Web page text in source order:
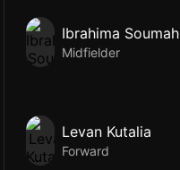
Ibrahima Soumah
Midfielder
Levan Kutalia
Forward